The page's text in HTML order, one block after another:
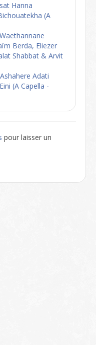
Hanna
(A
Berda, Eliezer
Shabbat & Arvit
Adati
(A Capella -
pour laisser un